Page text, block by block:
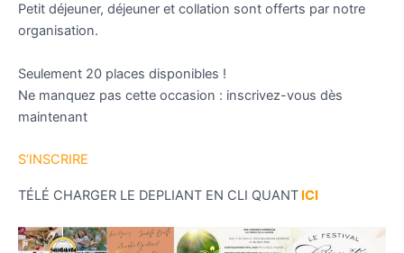
Petit déjeuner, déjeuner et collation sont offerts par notre
organisation.
Seulement 20 places disponibles !
Ne manquez pas cette occasion : inscrivez-vous dès
maintenant
S’INSCRIRE
TÉLÉ CHARGER LE DEPLIANT EN CLI QUANT ICI